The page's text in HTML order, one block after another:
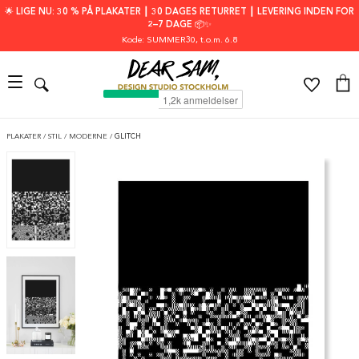
🌟 LIGE NU: 30 % PÅ PLAKATER ┃ 30 DAGES RETURRET ┃ LEVERING INDEN FOR
2–7 DAGE 📦✨
Kode: SUMMER30, t.o.m. 6.8
PLAKATER / STIL / MODERNE / GLITCH